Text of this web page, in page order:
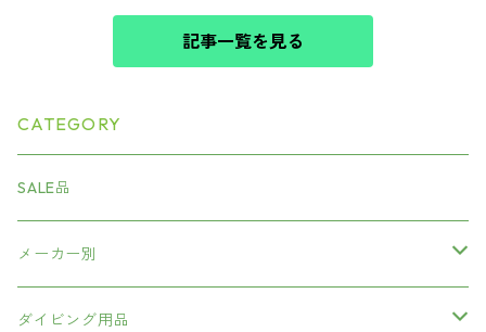
記事一覧を見る
CATEGORY
SALE品
メーカー別
海中散歩
ダイビング用品